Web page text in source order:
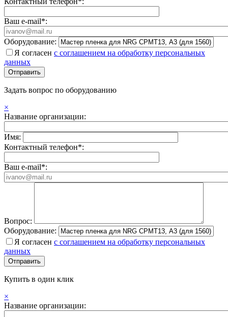
Ваш e-mail*:
Оборудование:
Я согласен с соглашением на обработку персональных
данных
Задать вопрос по оборудованию
×
Название организации:
Имя:
Контактный телефон*:
Ваш e-mail*:
Вопрос:
Оборудование:
Я согласен с соглашением на обработку персональных
данных
Купить в один клик
×
Название организации: